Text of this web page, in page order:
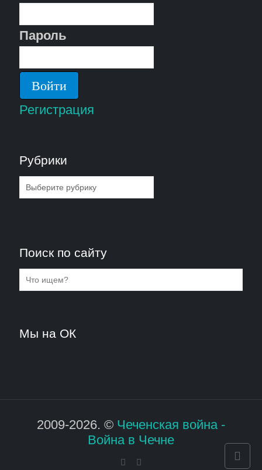
Пароль
Регистрация
Рубрики
Рубрики
Поиск по сайту
Мы на ОК
2009-2026. © Чеченская война -
Война в Чечне